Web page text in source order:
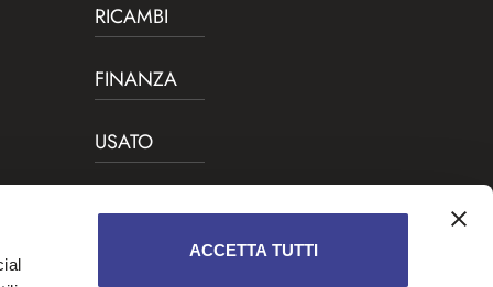
ACCETTA TUTTI
RICAMBI
FINANZA
USATO
OPERATORI